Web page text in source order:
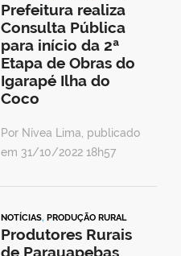
Prefeitura realiza
Consulta Pública
para início da 2ª
Etapa de Obras do
Igarapé Ilha do
Coco
Por Nívea Lima, publicado
em 31/10/2022 18h57
NOTÍCIAS, PRODUÇÃO RURAL
Produtores Rurais
de Parauapebas